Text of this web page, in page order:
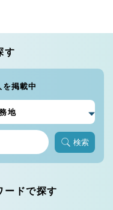
す
掲載中
検索
ードで探す